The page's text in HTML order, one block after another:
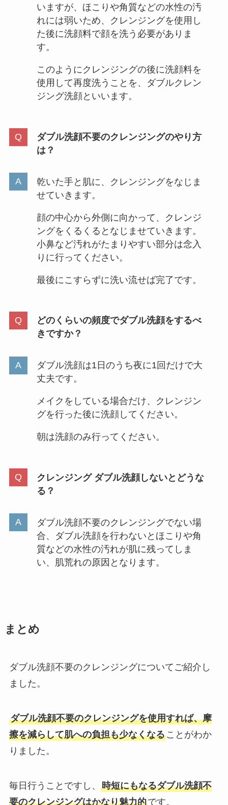
いますが、ほこりや角質などの水性の汚
れには弱いため、クレンジングを使用し
た後に洗顔料で顔を洗う必要がありま
す。
このようにクレンジングの後に洗顔料を
使用して再度洗うことを、ダブルクレン
ジング洗顔といいます。
ダブル洗顔不要のクレンジングのやり方
は？
乾いた手と肌に、クレンジングをなじま
せていきます。
顔の中心から外側に向かって、クレンジ
ングをくるくるとなじませていきます。
小鼻など汚れがたまりやすい部分は念入
りに行ってください。
最後にこすらずに洗い流せば完了です。
どのくらいの頻度でダブル洗顔をするべ
きですか？
ダブル洗顔は1日のうち夜に1回だけで大
丈夫です。
メイクをしている場合だけ、クレンジン
グを行った後に洗顔してください。
朝は洗顔のみ行ってください。
クレンジング ダブル洗顔しないとどうな
る？
ダブル洗顔不要のクレンジングでない場
合、ダブル洗顔を行わないとほこりや角
質などの水性の汚れが肌に残ってしま
い、肌荒れの原因となります。
まとめ
ダブル洗顔不要のクレンジングについてご紹介し
ました。
ダブル洗顔不要のクレンジングを使用すれば、摩
擦を減らして肌への負担も少なくなることがわか
りました。
毎日行うことですし、 時短にもなるダブル洗顔不
要のクレンジングはかなり魅力的です。